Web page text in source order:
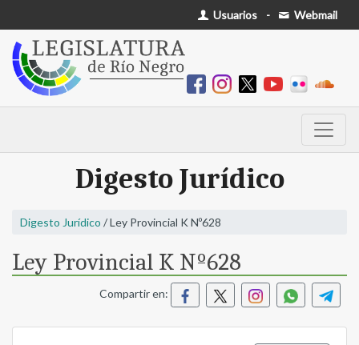
Usuarios - Webmail
Digesto Jurídico
Digesto Jurídico / Ley Provincial K Nº628
Ley Provincial K Nº628
Compartir en: